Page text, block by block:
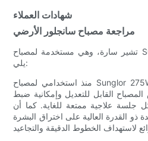
شهادات العملاء
مراجعة مصباح سانجلور الأرضي
تشير سارة، وهي مستخدمة لمصباح Sunglor Stand Lamp، إلى ما
يلي:
منذ استخدامي لمصباح Sunglor 275W، لاحظت تحسناً ملحوظاً في
القابل للتعديل وإمكانية ضبط
جلسة علاجية ممتعة للغاية. كما أن
ذو القدرة العالية على اختراق البشرة